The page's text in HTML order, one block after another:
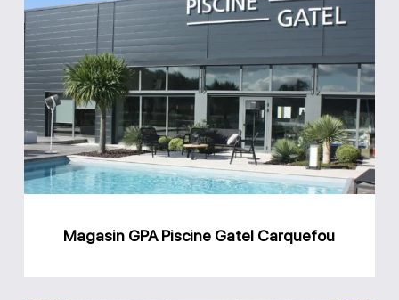
Magasin
Piscine
Gatel
Carquefou
Magasin GPA Piscine Gatel Carquefou